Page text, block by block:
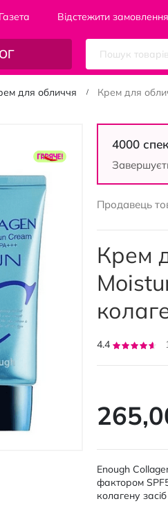
Газета Відстежити замовлення
для обличчя Крем для
4000
Продавець
Крем
Рейтинг:
4.4
Enough
фактором
колагену